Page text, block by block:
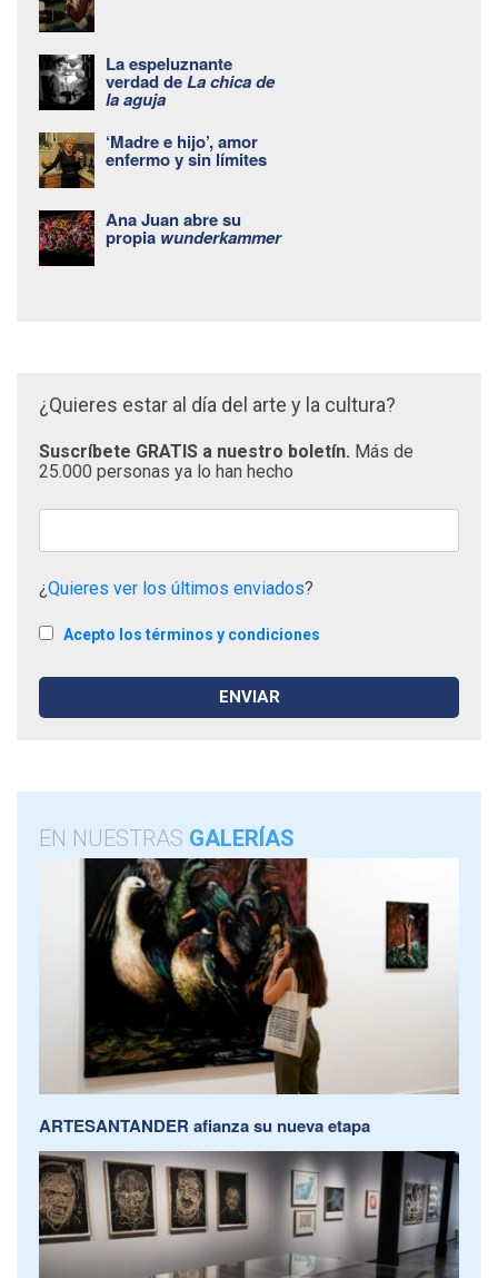
La espeluznante
verdad deLa chica de
la aguja
‘Madre e hijo’, amor
enfermo y sin límites
Ana Juan abre su
propia wunderkammer
¿Quieres estar al día del arte y la cultura?
Suscríbete GRATIS a nuestro boletín. Más de
25.000 personas ya lo han hecho
¿Quieres ver los últimos enviados?
Acepto los términos y condiciones
EN NUESTRAS GALERÍAS
ARTESANTANDER afianza su nueva etapa